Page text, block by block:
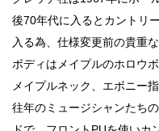
後70年代に入るとカントリ
入る為、仕様変更前の貴重な
ボディはメイプルのホロウ
メイプルネック、エボニー指
往年のミュージシャンたち